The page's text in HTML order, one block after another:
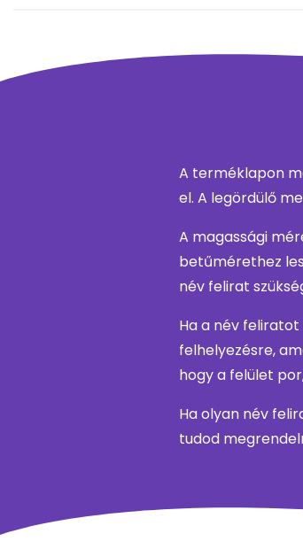
A terméklapon
el. A legördülő
A magassági
betűmérethez
név felirat
Ha a név
felhelyezésre,
hogy a felület
Ha olyan név
tudod